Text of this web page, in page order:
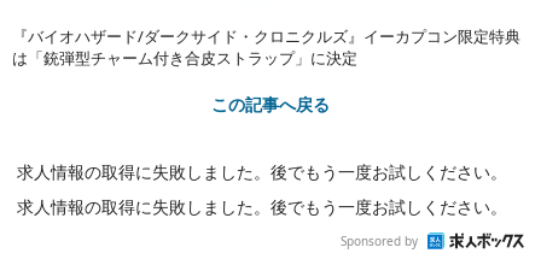
『バイオハザード/ダークサイド・クロニクルズ』イーカプコン限定特典
は「銃弾型チャーム付き合皮ストラップ」に決定
この記事へ戻る
求人情報の取得に失敗しました。後でもう一度お試しください。
求人情報の取得に失敗しました。後でもう一度お試しください。
Sponsored by